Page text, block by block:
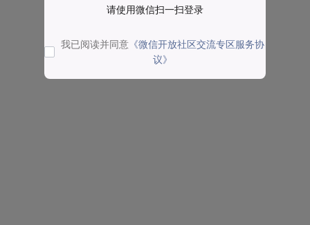
请使用微信扫一扫登录
我已阅读并同意 《微信开放社区交流专区服务协
议》